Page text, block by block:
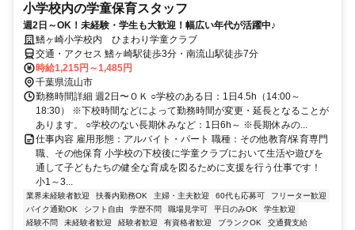
小学校内の学童保育スタッフ
週2日～OK！未経験・学生も大歓迎！幅広い年代が活躍中♪
鰭ヶ崎小学校内 ひまわり学童クラブ
交通・アクセス 鰭ヶ崎駅徒歩3分・南流山駅徒歩7分
時給1,215円～1,485円
千葉県流山市
勤務時間詳細 週2日〜ＯＫ ○学校のある日：1日4.5h（14:00～
18:30） ※下校時間などによって勤務時間が変更・延長となることが
あります。 ○学校のない長期休みなど：1日6h～ ※長期休みの...
仕事内容 雇用形態：アルバイト・パート 職種：その他教育/保育専門
職、その他保育 小学校の下校後に学童クラブにおいて生活や遊びを
通して子どもたちの健全な育成を図るために支援を行う仕事です！
小1～3...
業界未経験者歓迎 扶養内勤務OK 主婦・主夫歓迎 60代も応募可
フリーター歓迎
バイク通勤OK
シフト自由 学歴不問 職場見学可 平日のみOK
学生歓迎
経験不問
未経験者歓迎 経験者歓迎 有資格者歓迎 ブランクOK
交通費支給